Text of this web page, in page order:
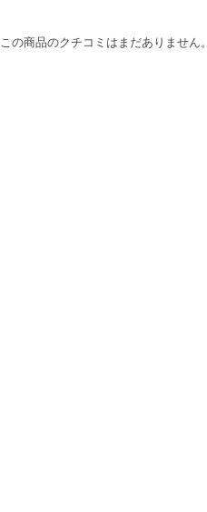
この商品のクチコミはまだありません。